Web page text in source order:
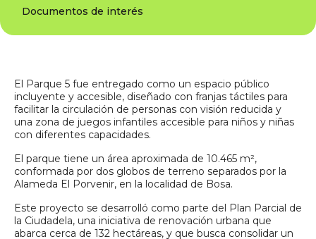
Documentos de interés
El Parque 5 fue entregado como un espacio público
incluyente y accesible, diseñado con franjas táctiles para
facilitar la circulación de personas con visión reducida y
una zona de juegos infantiles accesible para niños y niñas
con diferentes capacidades.
El parque tiene un área aproximada de 10.465 m²,
conformada por dos globos de terreno separados por la
Alameda El Porvenir, en la localidad de Bosa.
Este proyecto se desarrolló como parte del Plan Parcial de
la Ciudadela, una iniciativa de renovación urbana que
abarca cerca de 132 hectáreas, y que busca consolidar un